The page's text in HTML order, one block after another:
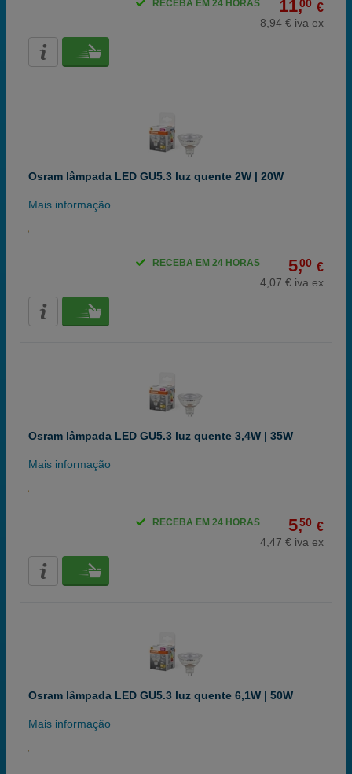
11,00 €
8,94 € iva ex
RECEBA EM 24 HORAS
Osram lâmpada LED GU5.3 luz quente 2W | 20W
Mais informação
5,00 €
4,07 € iva ex
RECEBA EM 24 HORAS
Osram lâmpada LED GU5.3 luz quente 3,4W | 35W
Mais informação
5,50 €
4,47 € iva ex
RECEBA EM 24 HORAS
Osram lâmpada LED GU5.3 luz quente 6,1W | 50W
Mais informação